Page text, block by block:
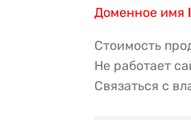
Доменное имя
Стоимость
Не работает
Связаться с